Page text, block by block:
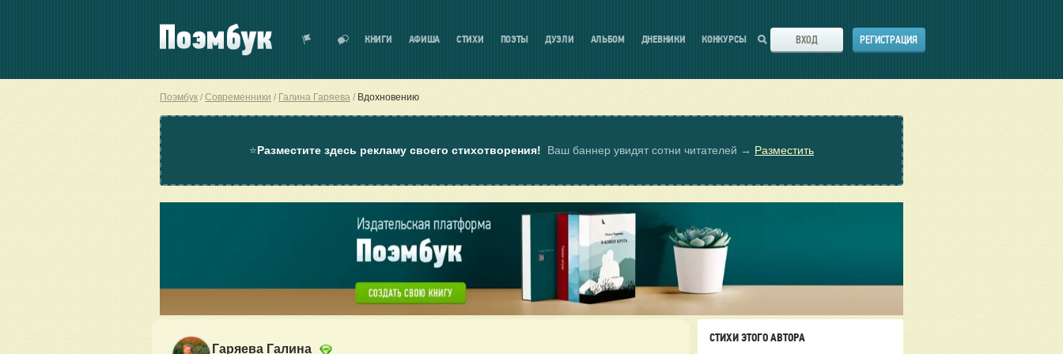
КНИГИ АФИША СТИХИ ПОЭТЫ ДУЭЛИ АЛЬБОМ ДНЕВНИКИ КОНКУРСЫ ВХОД РЕГИСТРАЦИЯ
Поэмбук Современники Галина Гаряева Вдохновению
⭐Разместите здесь рекламу своего стихотворения! Ваш баннер увидят сотни читателей → Разместить
Гаряева Галина
СТИХИ ЭТОГО АВТОРА